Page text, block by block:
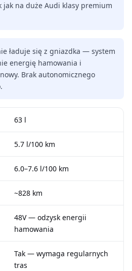
jak na duże Audi klasy premium
ładuje się z gniazdka — system
energię hamowania i
Brak autonomicznego
63 l
5.7 l/100 km
6.0–7.6 l/100 km
~828 km
48V — odzysk energii
hamowania
Tak — wymaga regularnych
tras